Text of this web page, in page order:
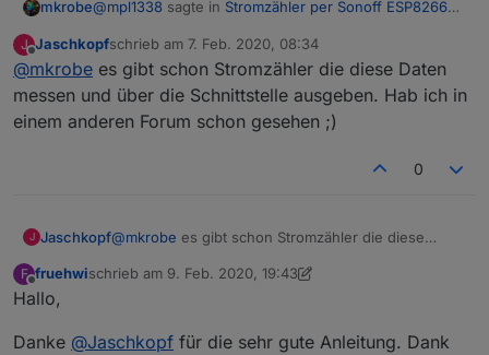
mkrobe@mpl1338 sagte in Stromzähler per Sonoff ESP8266
habs gefunden
einstellungen -> gerät konfigurieren -> D7
GPIO13 Led1i "none" hatte hier zuvor "IRrecv"
Kann mir nicht vorstellen, dass das möglich ist!
Ist doch nur ein Lesekopf der die Summe ausliest.
warten, da kommt dann über jede Phase ein Adapter.
J
Offline
Jaschkopfschrieb am 7. Feb. 2020, 08:34
zuletzt editiert von
@mkrobe es gibt schon Stromzähler die diese Daten
messen und über die Schnittstelle ausgeben. Hab ich in
einem anderen Forum schon gesehen ;)
0
J Jaschkopf@mkrobe es gibt schon Stromzähler die diese
Hab ich in einem anderen Forum schon gesehen ;)
F
Offline
fruehwischrieb am 9. Feb. 2020, 19:43
zuletzt editiert von fruehwi2. Okt. 2020, 21:49
Hallo,
Danke @Jaschkopf für die sehr gute Anleitung. Dank